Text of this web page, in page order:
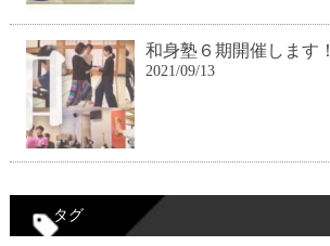
和身塾６期開催します！
2021/09/13
タグ